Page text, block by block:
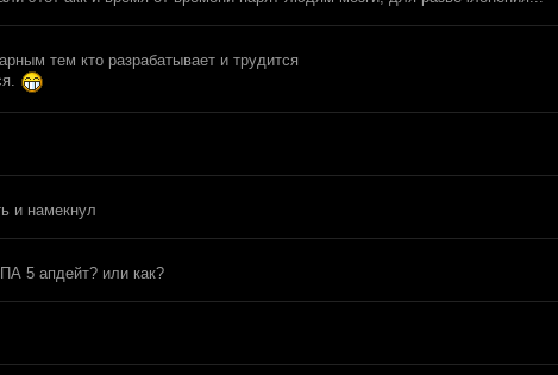
тем кто разрабатывает и трудится
и намекнул
5 апдейт? или как?